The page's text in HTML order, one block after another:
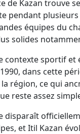
de Kazan trouve
pendant
équipes du
solides
contexte sportif
dans cette
région, ce qui
reste assez
disparaît
et Itil Kazan